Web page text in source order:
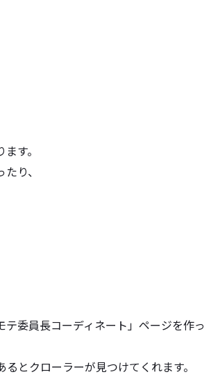
す。
り、
テ委員長コーディネート」ページを作っ
るとクローラーが見つけてくれます。